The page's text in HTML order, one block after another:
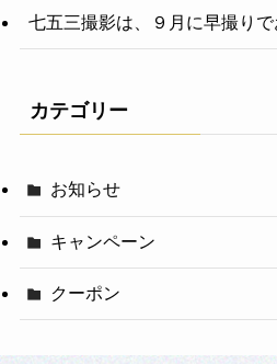
七五三撮影は、９月に早撮り
カテゴリー
お知らせ
キャンペーン
クーポン